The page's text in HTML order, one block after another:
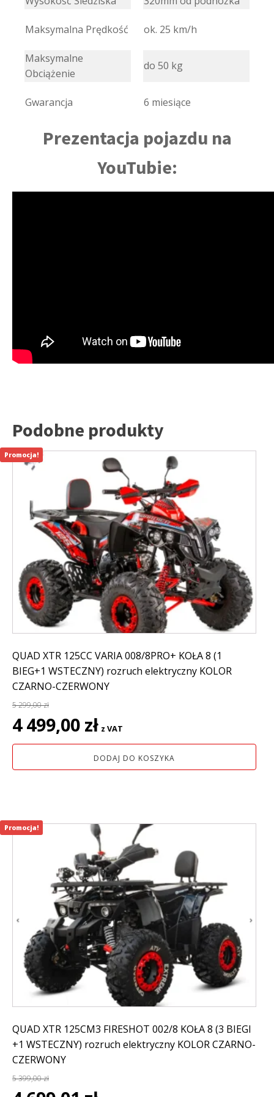
Maksymalna Prędkość ok. 25 km/h
Maksymalne
Obciążenie
do 50 kg
Gwarancja 6 miesiące
Prezentacja pojazdu na
YouTubie:
Podobne produkty
QUAD XTR 125CC VARIA 008/8PRO+ KOŁA 8 (1
BIEG+1 WSTECZNY) rozruch elektryczny KOLOR
CZARNO-CZERWONY
5 299,00zł
Pierwotna
cena
wynosiła:
4 499,00 zł cena
wynosi:
4
z VAT
DODAJ DO KOSZYKA
Promocja!
QUAD XTR 125CM3 FIRESHOT 002/8 KOŁA 8 (3 BIEGI
+1 WSTECZNY) rozruch elektryczny KOLOR CZARNO-
CZERWONY
5 399,00zł
Pierwotna
Promocja!